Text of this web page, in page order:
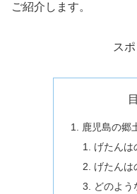
ご紹介します。
ス
鹿児島の郷
げたんは
げたんは
どのよう